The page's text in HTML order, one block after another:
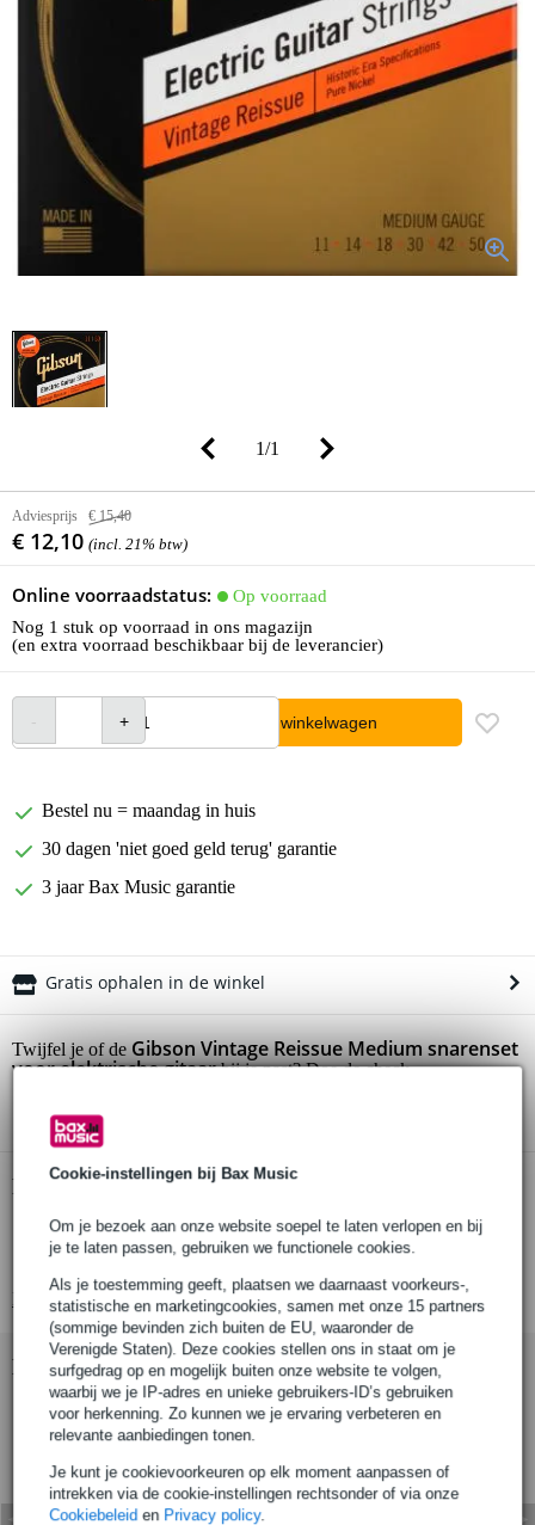
Cookie-instellingen bij Bax Music
Om je bezoek aan onze website soepel te laten verlopen en bij
je te laten passen, gebruiken we functionele cookies.
Als je toestemming geeft, plaatsen we daarnaast voorkeurs-,
statistische en marketingcookies, samen met onze 15 partners
(sommige bevinden zich buiten de EU, waaronder de
Verenigde Staten). Deze cookies stellen ons in staat om je
surfgedrag op en mogelijk buiten onze website te volgen,
waarbij we je IP-adres en unieke gebruikers-ID’s gebruiken
voor herkenning. Zo kunnen we je ervaring verbeteren en
relevante aanbiedingen tonen.
Je kunt je cookievoorkeuren op elk moment aanpassen of
intrekken via de cookie-instellingen rechtsonder of via onze
Cookiebeleid en Privacy policy.
1/1
Adviesprijs € 15,40
€ 12,10 (incl. 21% btw)
Online voorraadstatus:
Op voorraad
Nog 1 stuk op voorraad in ons magazijn
(en extra voorraad beschikbaar bij de leverancier)
In winkelwagen
Bestel nu = maandag in huis
30 dagen 'niet goed geld terug' garantie
3 jaar Bax Music garantie
Gratis ophalen in de winkel
Twijfel je of deGibson Vintage Reissue Medium snarenset
voor elektrische gitaarbij je past? Doe de check.
Productinformatie
Gibson set van 6 gitaarsnaren
geschikt voor: elektrische gitaar
Bekijk alle productspecificaties
Bekijk ook eens (2)